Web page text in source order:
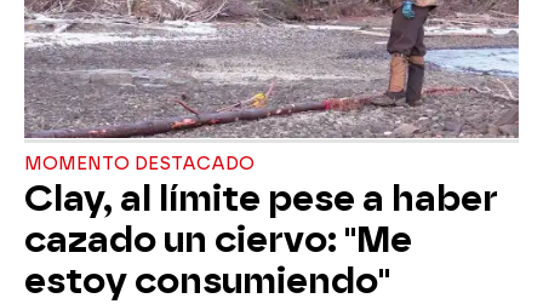
MOMENTO DESTACADO
Clay, al límite pese a haber
cazado un ciervo: "Me
estoy consumiendo"